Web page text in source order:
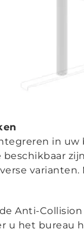
in uw
varianten.
Anti-
het bureau